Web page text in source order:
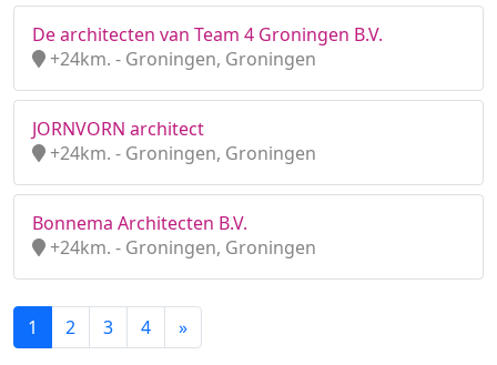
De architecten van Team 4 Groningen B.V.
+24km. - Groningen, Groningen
JORNVORN architect
+24km. - Groningen, Groningen
Bonnema Architecten B.V.
+24km. - Groningen, Groningen
1 2 3 4 »